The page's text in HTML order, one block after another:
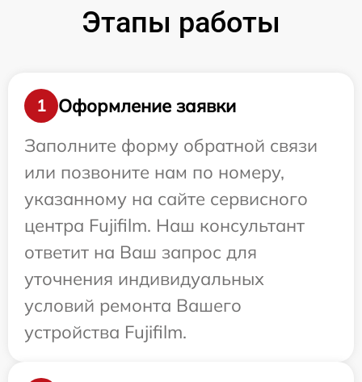
Этапы работы
1
Оформление заявки
Заполните форму обратной связи
или позвоните нам по номеру,
указанному на сайте сервисного
центра Fujifilm. Наш консультант
ответит на Ваш запрос для
уточнения индивидуальных
условий ремонта Вашего
устройства Fujifilm.